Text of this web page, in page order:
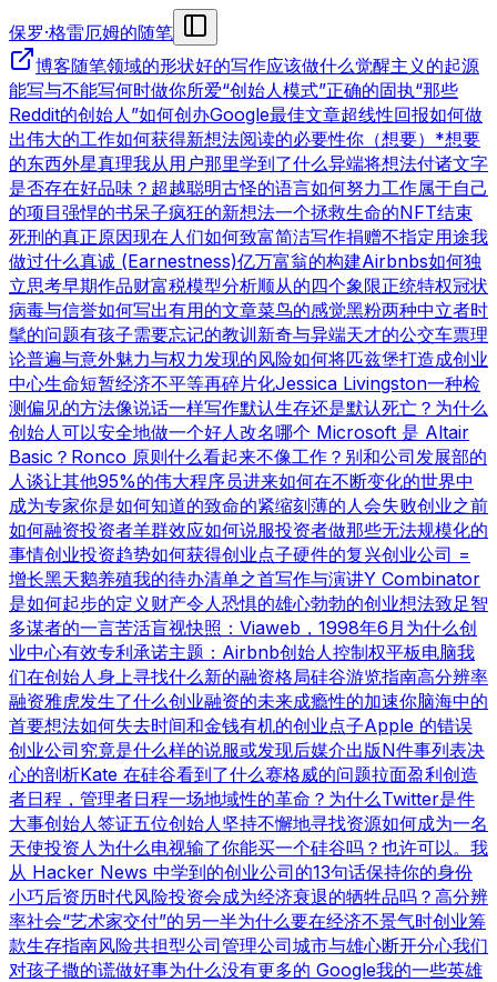
保罗·格雷厄姆的随笔
博客随笔领域的形状好的写作应该做什么觉醒主义的起源
能写与不能写何时做你所爱“创始人模式”正确的固执“那些
Reddit的创始人”如何创办Google最佳文章超线性回报如何做
出伟大的工作如何获得新想法阅读的必要性你（想要）*想要
的东西外星真理我从用户那里学到了什么异端将想法付诸文字
是否存在好品味？ 超越聪明古怪的语言如何努力工作属于自己
的项目强悍的书呆子疯狂的新想法一个拯救生命的NFT结束
死刑的真正原因现在人们如何致富简洁写作捐赠不指定用途我
做过什么真诚 (Earnestness)亿万富翁的构建Airbnbs如何独
立思考早期作品财富税模型分析顺从的四个象限正统特权冠状
病毒与信誉如何写出有用的文章菜鸟的感觉黑粉两种中立者时
髦的问题有孩子需要忘记的教训 新奇与异端天才的公交车票理
论普遍与意外魅力与权力发现的风险如何将匹兹堡打造成创业
中心生命短暂经济不平等再碎片化Jessica Livingston一种检
测偏见的方法像说话一样写作默认生存还是默认死亡？ 为什么
创始人可以安全地做一个好人改名哪个 Microsoft 是 Altair
Basic？ Ronco 原则什么看起来不像工作？ 别和公司发展部的
人谈让其他95%的伟大程序员进来如何在不断变化的世界中
成为专家你是如何知道的致命的紧缩刻薄的人会失败创业之前
如何融资投资者羊群效应如何说服投资者做那些无法规模化的
事情创业投资趋势如何获得创业点子硬件的复兴创业公司 =
增长黑天鹅养殖我的待办清单之首写作与演讲Y Combinator
是如何起步的定义财产令人恐惧的雄心勃勃的创业想法致足智
多谋者的一言苦活盲视快照：Viaweb，1998年6月 为什么创
业中心有效专利承诺主题：Airbnb创始人控制权平板电脑我
们在创始人身上寻找什么新的融资格局硅谷游览指南高分辨率
融资雅虎发生了什么创业融资的未来成瘾性的加速你脑海中的
首要想法如何失去时间和金钱有机的创业点子Apple 的错误
创业公司究竟是什么样的说服或发现后媒介出版N件事列表决
心的剖析Kate 在硅谷看到了什么赛格威的问题拉面盈利创造
者日程，管理者日程一场地域性的革命？ 为什么Twitter是件
大事创始人签证五位创始人坚持不懈地寻找资源如何成为一名
天使投资人为什么电视输了你能买一个硅谷吗？也许可以。 我
从 Hacker News 中学到的创业公司的13句话保持你的身份
小巧后资历时代风险投资会成为经济衰退的牺牲品吗？ 高分辨
率社会“艺术家交付”的另一半为什么要在经济不景气时创业筹
款生存指南风险共担型公司管理公司城市与雄心断开分心我们
对孩子撒的谎做好事为什么没有更多的 Google我的一些英雄